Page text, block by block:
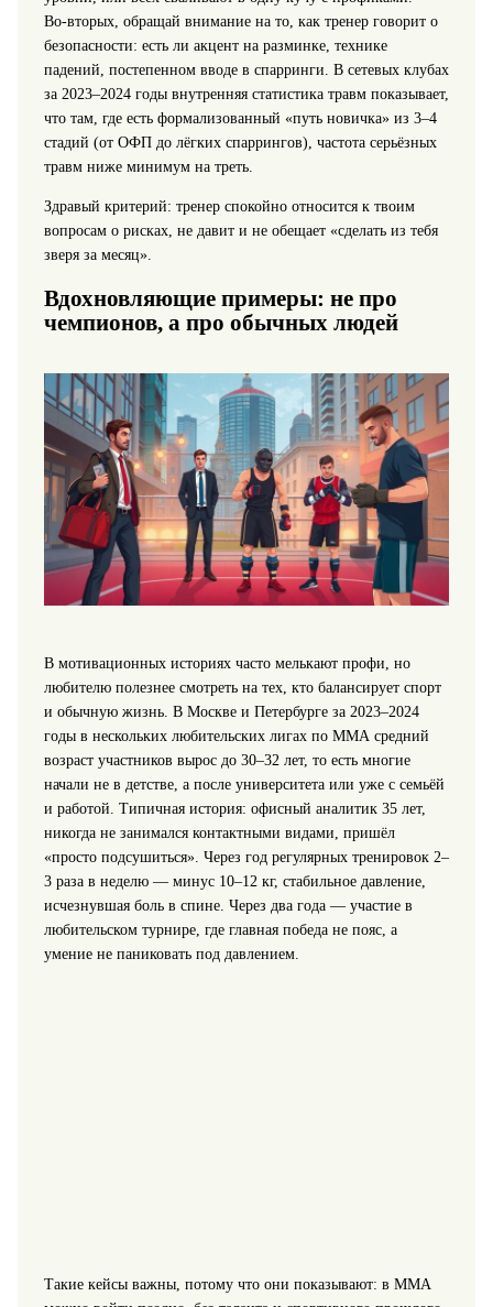
Во‑вторых, обращай внимание на то, как тренер говорит о
безопасности: есть ли акцент на разминке, технике
падений, постепенном вводе в спарринги. В сетевых клубах
за 2023–2024 годы внутренняя статистика травм показывает,
что там, где есть формализованный «путь новичка» из 3–4
стадий (от ОФП до лёгких спаррингов), частота серьёзных
травм ниже минимум на треть.
Здравый критерий: тренер спокойно относится к твоим
вопросам о рисках, не давит и не обещает «сделать из тебя
зверя за месяц».
Вдохновляющие примеры: не про
чемпионов, а про обычных людей
В мотивационных историях часто мелькают профи, но
любителю полезнее смотреть на тех, кто балансирует спорт
и обычную жизнь. В Москве и Петербурге за 2023–2024
годы в нескольких любительских лигах по ММА средний
возраст участников вырос до 30–32 лет, то есть многие
начали не в детстве, а после университета или уже с семьёй
и работой. Типичная история: офисный аналитик 35 лет,
никогда не занимался контактными видами, пришёл
«просто подсушиться». Через год регулярных тренировок 2–
3 раза в неделю — минус 10–12 кг, стабильное давление,
исчезнувшая боль в спине. Через два года — участие в
любительском турнире, где главная победа не пояс, а
умение не паниковать под давлением.
Такие кейсы важны, потому что они показывают: в ММА